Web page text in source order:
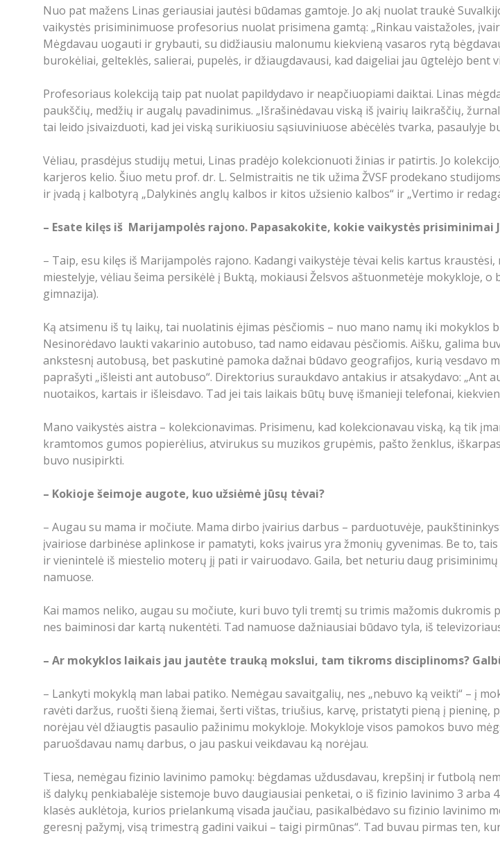
Nuo pat mažens Linas geriausiai jautėsi būdamas gamtoje. Jo akį nuolat traukė
vaikystės prisiminimuose profesorius nuolat prisimena gamtą: „Rinkau vaistažoles,
Mėgdavau uogauti ir grybauti, su didžiausiu malonumu kiekvieną vasaros rytą
burokėliai, gelteklės, salierai, pupelės, ir džiaugdavausi, kad daigeliai jau ūgtelėjo bent
Profesoriaus kolekciją taip pat nuolat papildydavo ir neapčiuopiami daiktai. Linas
paukščių, medžių ir augalų pavadinimus. „Išrašinėdavau viską iš įvairių laikraščių,
tai leido įsivaizduoti, kad jei viską surikiuosiu sąsiuviniuose abėcėlės tvarka, pasaulyje
Vėliau, prasdėjus studijų metui, Linas pradėjo kolekcionuoti žinias ir patirtis. Jo
karjeros kelio. Šiuo metu prof. dr. L. Selmistraitis ne tik užima ŽVSF prodekano
ir įvadą į kalbotyrą „Dalykinės anglų kalbos ir kitos užsienio kalbos“ ir „Vertimo ir
– Esate kilęs iš Marijampolės rajono. Papasakokite, kokie vaikystės
– Taip, esu kilęs iš Marijampolės rajono. Kadangi vaikystėje tėvai kelis kartus
miestelyje, vėliau šeima persikėlė į Buktą, mokiausi Želsvos aštuonmetėje mokykloje,
gimnazija).
Ką atsimenu iš tų laikų, tai nuolatinis ėjimas pėsčiomis – nuo mano namų iki
Nesinorėdavo laukti vakarinio autobuso, tad namo eidavau pėsčiomis. Aišku, galima
ankstesnį autobusą, bet paskutinė pamoka dažnai būdavo geografijos, kurią vesdavo
paprašyti „išleisti ant autobuso“. Direktorius suraukdavo antakius ir atsakydavo:
nuotaikos, kartais ir išleisdavo. Tad jei tais laikais būtų buvę išmanieji telefonai,
Mano vaikystės aistra – kolekcionavimas. Prisimenu, kad kolekcionavau viską, ką tik
kramtomos gumos popierėlius, atvirukus su muzikos grupėmis, pašto ženklus,
buvo nusipirkti.
– Kokioje šeimoje augote, kuo užsiėmė jūsų tėvai?
– Augau su mama ir močiute. Mama dirbo įvairius darbus – parduotuvėje,
įvairiose darbinėse aplinkose ir pamatyti, koks įvairus yra žmonių gyvenimas. Be to,
ir vienintelė iš miestelio moterų jį pati ir vairuodavo. Gaila, bet neturiu daug
namuose.
Kai mamos neliko, augau su močiute, kuri buvo tyli tremtį su trimis mažomis
nes baiminosi dar kartą nukentėti. Tad namuose dažniausiai būdavo tyla, iš
– Ar mokyklos laikais jau jautėte trauką mokslui, tam tikroms disciplinoms?
– Lankyti mokyklą man labai patiko. Nemėgau savaitgalių, nes „nebuvo ką veikti“ – į
ravėti daržus, ruošti šieną žiemai, šerti vištas, triušius, karvę, pristatyti pieną į pieninę,
norėjau vėl džiaugtis pasaulio pažinimu mokykloje. Mokykloje visos pamokos buvo
paruošdavau namų darbus, o jau paskui veikdavau ką norėjau.
Tiesa, nemėgau fizinio lavinimo pamokų: bėgdamas uždusdavau, krepšinį ir futbolą
iš dalykų penkiabalėje sistemoje buvo daugiausiai penketai, o iš fizinio lavinimo 3
klasės auklėtoja, kurios prielankumą visada jaučiau, pasikalbėdavo su fizinio lavinimo
geresnį pažymį, visą trimestrą gadini vaikui – taigi pirmūnas“. Tad buvau pirmas ten,